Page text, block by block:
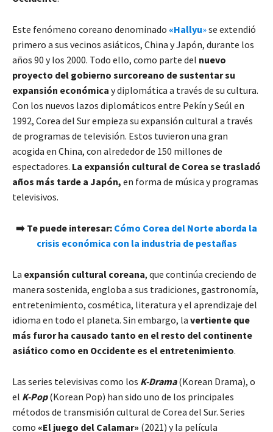
Este fenómeno coreano denominado «Hallyu»se extendió
primero a sus vecinos asiáticos, China y Japón, durante los
años 90 y los 2000. Todo ello, como parte del nuevo
proyecto del gobierno surcoreano de sustentar su
expansión económica y diplomática a través de su cultura.
Con los nuevos lazos diplomáticos entre Pekín y Seúl en
1992, Corea del Sur empieza su expansión cultural a través
de programas de televisión. Estos tuvieron una gran
acogida en China, con alrededor de 150 millones de
espectadores. La expansión cultural de Corea se trasladó
años más tarde a Japón, en forma de música y programas
televisivos.
➡️ Te puede interesar: Cómo Corea del Norte aborda la
crisis económica con la industria de pestañas
La expansión cultural coreana, que continúa creciendo de
manera sostenida, engloba a sus tradiciones, gastronomía,
entretenimiento, cosmética, literatura y el aprendizaje del
idioma en todo el planeta. Sin embargo, la vertiente que
más furor ha causado tanto en el resto del continente
asiático como en Occidente es el entretenimiento.
Las series televisivas como los K-Drama (Korean Drama), o
el K-Pop(Korean Pop) han sido uno de los principales
métodos de transmisión cultural de Corea del Sur. Series
como «El juego del Calamar» (2021) y la película